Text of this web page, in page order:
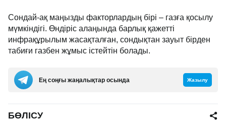
Сондай-ақ маңызды факторлардың бірі – газға қосылу
мүмкіндігі. Өндіріс алаңында барлық қажетті
инфрақұрылым жасақталған, сондықтан зауыт бірден
табиғи газбен жұмыс істейтін болады.
Ең соңғы жаңалықтар осында Жазылу
БӨЛІСУ